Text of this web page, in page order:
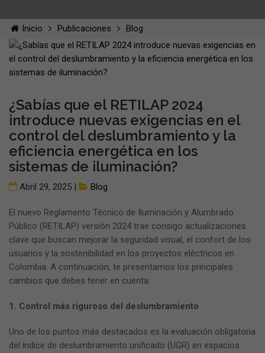
Inicio Publicaciones Blog
¿Sabías que el RETILAP 2024
introduce nuevas exigencias en el
control del deslumbramiento y la
eficiencia energética en los
sistemas de iluminación?
Abril 29, 2025 | Blog
El nuevo Reglamento Técnico de Iluminación y Alumbrado
Público (RETILAP) versión 2024 trae consigo actualizaciones
clave que buscan mejorar la seguridad visual, el confort de los
usuarios y la sostenibilidad en los proyectos eléctricos en
Colombia. A continuación, te presentamos los principales
cambios que debes tener en cuenta:
1. Control más riguroso del deslumbramiento
Uno de los puntos más destacados es la evaluación obligatoria
del índice de deslumbramiento unificado (UGR) en espacios